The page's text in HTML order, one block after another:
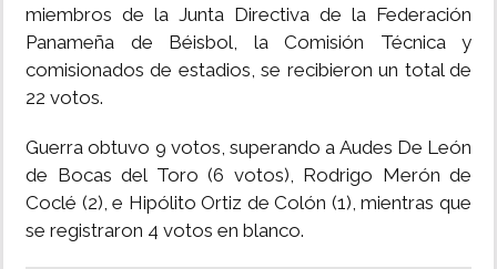
miembros de la Junta Directiva de la Federación
Panameña de Béisbol, la Comisión Técnica y
comisionados de estadios, se recibieron un total de
22 votos.
Guerra obtuvo 9 votos, superando a Audes De León
de Bocas del Toro (6 votos), Rodrigo Merón de
Coclé (2), e Hipólito Ortiz de Colón (1), mientras que
se registraron 4 votos en blanco.